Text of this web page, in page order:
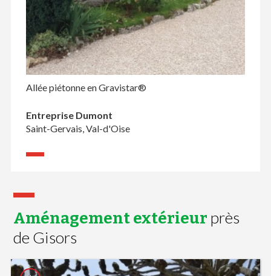
Allée piétonne en Gravistar®
Entreprise Dumont
Saint-Gervais, Val-d'Oise
Aménagement extérieur près
de Gisors